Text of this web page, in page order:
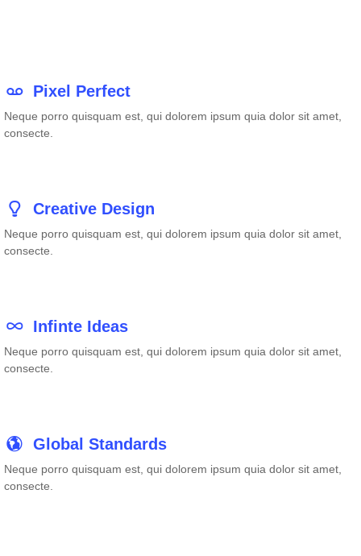
Pixel Perfect
Neque porro quisquam est, qui dolorem ipsum quia dolor sit amet,
consecte.
Creative Design
Neque porro quisquam est, qui dolorem ipsum quia dolor sit amet,
consecte.
Infinte Ideas
Neque porro quisquam est, qui dolorem ipsum quia dolor sit amet,
consecte.
Global Standards
Neque porro quisquam est, qui dolorem ipsum quia dolor sit amet,
consecte.